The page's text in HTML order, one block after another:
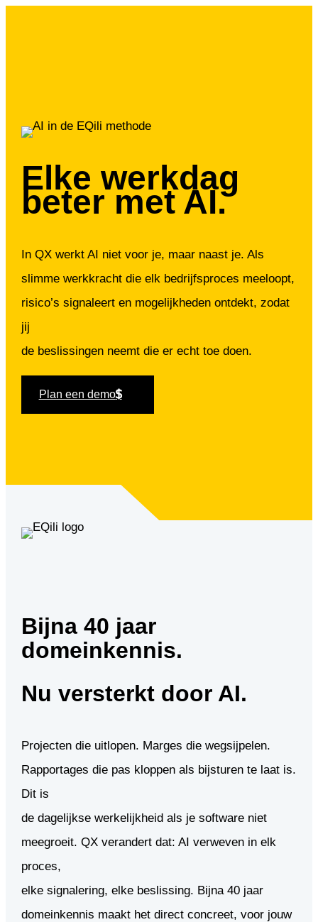
Elke werkdag
beter met AI.
In QX werkt AI niet voor je, maar naast je. Als
slimme werkkracht die elk bedrijfsproces meeloopt,
risico’s signaleert en mogelijkheden ontdekt, zodat
jij
de beslissingen neemt die er echt toe doen.
Plan een demo
Bijna 40 jaar
domeinkennis.
Nu versterkt door AI.
Projecten die uitlopen. Marges die wegsijpelen.
Rapportages die pas kloppen als bijsturen te laat is.
Dit is
de dagelijkse werkelijkheid als je software niet
meegroeit. QX verandert dat: AI verweven in elk
proces,
elke signalering, elke beslissing. Bijna 40 jaar
domeinkennis maakt het direct concreet, voor jouw